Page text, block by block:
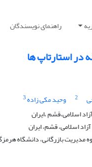
راهنمای نویسندگان
در استارتاپ ها
2 وحید مکی زاده3
اسلامی،قشم ،ایران
اسلامی، قشم، ایران
بازرگانی، دانشگاه